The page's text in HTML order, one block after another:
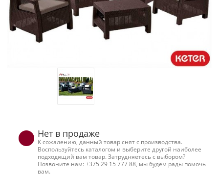
Нет в продаже
К сожалению, данный товар снят с производства.
Воспользуйтесь каталогом и выберите другой наиболее
подходящий вам товар. Затрудняетесь с выбором?
Позвоните нам: +375 29 15 777 88, мы будем рады помочь
вам.